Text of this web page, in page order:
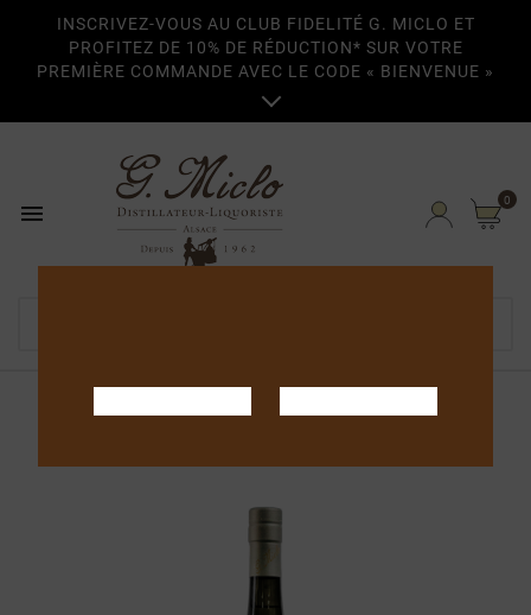

INSCRIVEZ-VOUS AU CLUB FIDELITÉ G. MICLO ET
PROFITEZ DE 10% DE RÉDUCTION* SUR VOTRE
PREMIÈRE COMMANDE AVEC LE CODE « BIENVENUE »
 0